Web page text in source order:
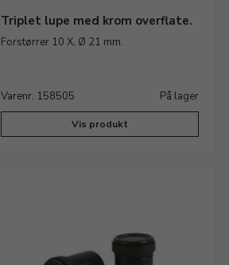
Triplet lupe med krom overflate.
Forstørrer 10 X, Ø 21 mm.
Varenr. 158505 På lager
Vis produkt